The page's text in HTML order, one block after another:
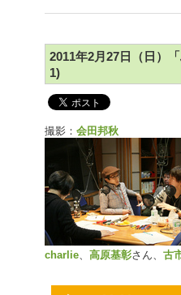
2011年2月27日（日）
1)
撮影： 会田邦秋
charlie、 高原基彰さん、 古